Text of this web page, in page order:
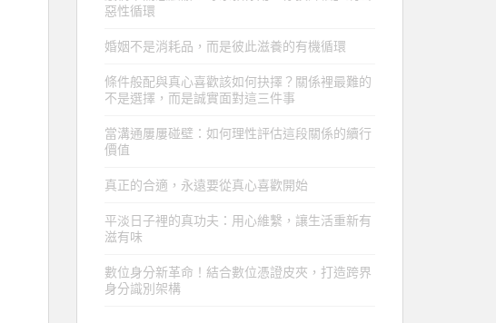
惡性循環
婚姻不是消耗品，而是彼此滋養的有機循環
條件般配與真心喜歡該如何抉擇？關係裡最難的
不是選擇，而是誠實面對這三件事
當溝通屢屢碰壁：如何理性評估這段關係的續行
價值
真正的合適，永遠要從真心喜歡開始
平淡日子裡的真功夫：用心維繫，讓生活重新有
滋有味
數位身分新革命！結合數位憑證皮夾，打造跨界
身分識別架構